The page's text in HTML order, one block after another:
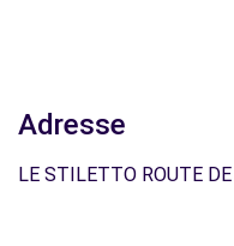
Adresse
LE STILETTO ROUTE